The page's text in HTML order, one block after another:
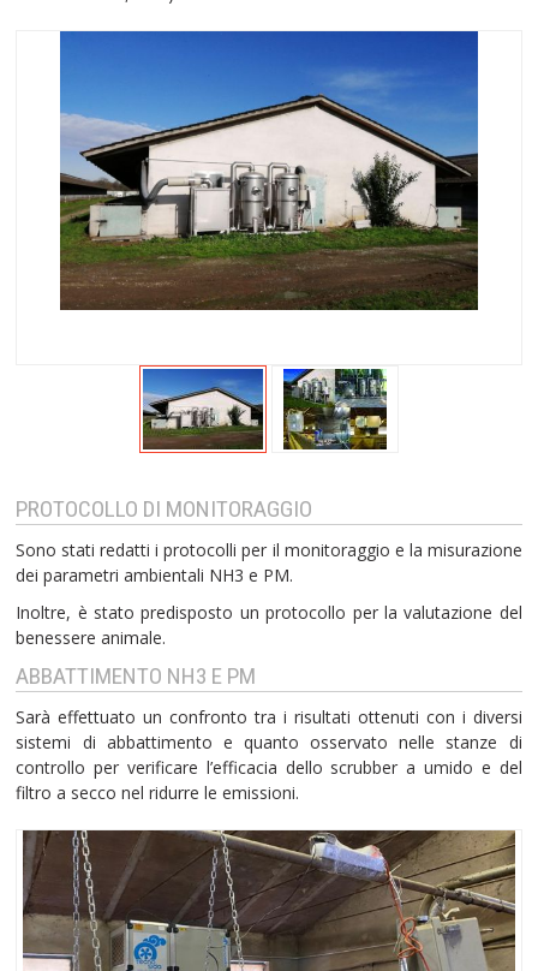
PROTOCOLLO DI MONITORAGGIO
Sono stati redatti i protocolli per il monitoraggio e la misurazione
dei parametri ambientali NH3 e PM.
Inoltre, è stato predisposto un protocollo per la valutazione del
benessere animale.
ABBATTIMENTO NH3 E PM
Sarà effettuato un confronto tra i risultati ottenuti con i diversi
sistemi di abbattimento e quanto osservato nelle stanze di
controllo per verificare l’efficacia dello scrubber a umido e del
filtro a secco nel ridurre le emissioni.